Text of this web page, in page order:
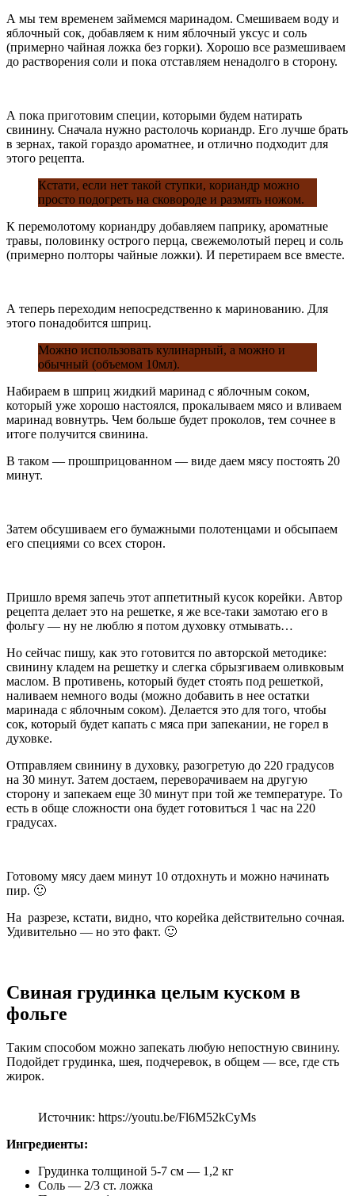
А мы тем временем займемся маринадом. Смешиваем воду и
яблочный сок, добавляем к ним яблочный уксус и соль
(примерно чайная ложка без горки). Хорошо все размешиваем
до растворения соли и пока отставляем ненадолго в сторону.
А пока приготовим специи, которыми будем натирать
свинину. Сначала нужно растолочь кориандр. Его лучше брать
в зернах, такой гораздо ароматнее, и отлично подходит для
этого рецепта.
Кстати, если нет такой ступки, кориандр можно
просто подогреть на сковороде и размять ножом.
К перемолотому кориандру добавляем паприку, ароматные
травы, половинку острого перца, свежемолотый перец и соль
(примерно полторы чайные ложки). И перетираем все вместе.
А теперь переходим непосредственно к маринованию. Для
этого понадобится шприц.
Можно использовать кулинарный, а можно и
обычный (объемом 10мл).
Набираем в шприц жидкий маринад с яблочным соком,
который уже хорошо настоялся, прокалываем мясо и вливаем
маринад вовнутрь. Чем больше будет проколов, тем сочнее в
итоге получится свинина.
В таком — прошприцованном — виде даем мясу постоять 20
минут.
Затем обсушиваем его бумажными полотенцами и обсыпаем
его специями со всех сторон.
Пришло время запечь этот аппетитный кусок корейки. Автор
рецепта делает это на решетке, я же все-таки замотаю его в
фольгу — ну не люблю я потом духовку отмывать…
Но сейчас пишу, как это готовится по авторской методике:
свинину кладем на решетку и слегка сбрызгиваем оливковым
маслом. В противень, который будет стоять под решеткой,
наливаем немного воды (можно добавить в нее остатки
маринада с яблочным соком). Делается это для того, чтобы
сок, который будет капать с мяса при запекании, не горел в
духовке.
Отправляем свинину в духовку, разогретую до 220 градусов
на 30 минут. Затем достаем, переворачиваем на другую
сторону и запекаем еще 30 минут при той же температуре. То
есть в обще сложности она будет готовиться 1 час на 220
градусах.
Готовому мясу даем минут 10 отдохнуть и можно начинать
пир. 🙂
На разрезе, кстати, видно, что корейка действительно сочная.
Удивительно — но это факт. 🙂
Свиная грудинка целым куском в
фольге
Таким способом можно запекать любую непостную свинину.
Подойдет грудинка, шея, подчеревок, в общем — все, где сть
жирок.
Источник: https://youtu.be/Fl6M52kCyMs
Ингредиенты:
Грудинка толщиной 5-7 см — 1,2 кг
Соль — 2/3 ст. ложка